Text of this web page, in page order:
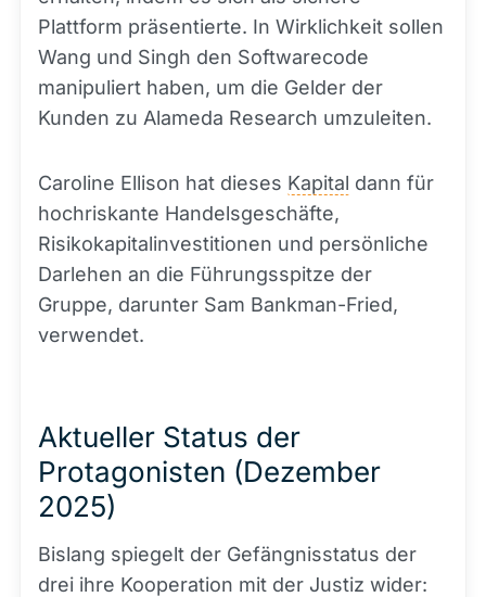
Plattform präsentierte. In Wirklichkeit sollen
Wang und Singh den Softwarecode
manipuliert haben, um die Gelder der
Kunden zu Alameda Research umzuleiten.
Caroline Ellison hat dieses Kapital dann für
hochriskante Handelsgeschäfte,
Risikokapitalinvestitionen und persönliche
Darlehen an die Führungsspitze der
Gruppe, darunter Sam Bankman-Fried,
verwendet.
Aktueller Status der
Protagonisten (Dezember
2025)
Bislang spiegelt der Gefängnisstatus der
drei ihre Kooperation mit der Justiz wider: